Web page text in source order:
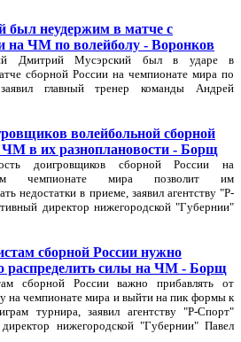
был неудержим в матче с
на ЧМ по волейболу - Воронков
Дмитрий Мусэрский был в ударе в
сборной России на чемпионате мира по
главный тренер команды Андрей
волейбольной сборной
ЧМ в их разноплановости - Борщ
доигровщиков сборной России на
чемпионате мира позволит им
недостатки в приеме, заявил агентству "Р-
директор нижегородской "Губернии"
сборной России нужно
распределить силы на ЧМ - Борщ
сборной России важно прибавлять от
на чемпионате мира и выйти на пик формы к
турнира, заявил агентству "Р-Спорт"
нижегородской "Губернии" Павел